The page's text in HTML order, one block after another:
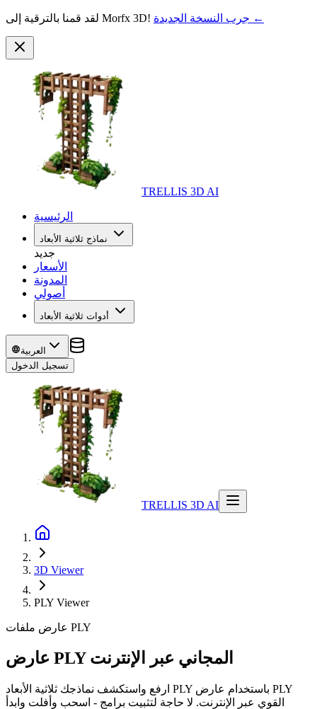
لقد قمنا بالترقية إلى Morfx 3D! جرب النسخة الجديدة ←
TRELLIS 3D AI
الرئيسية
نماذج ثلاثية الأبعاد
جديد
الأسعار
المدونة
أصولي
أدوات ثلاثية الأبعاد
العربية
تسجيل الدخول
TRELLIS 3D AI
3D Viewer
PLY Viewer
عارض ملفات PLY
عارض PLY المجاني عبر الإنترنت
ارفع واستكشف نماذجك ثلاثية الأبعاد PLY باستخدام عارض PLY
القوي عبر الإنترنت. لا حاجة لتثبيت برامج - اسحب وأفلت وابدأ